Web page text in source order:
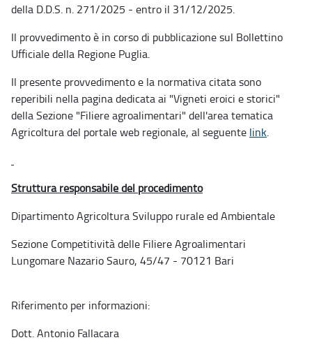
della D.D.S. n. 271/2025 - entro il 31/12/2025.
Il provvedimento è in corso di pubblicazione sul Bollettino
Ufficiale della Regione Puglia.
Il presente provvedimento e la normativa citata sono
reperibili nella pagina dedicata ai "Vigneti eroici e storici"
della Sezione "Filiere agroalimentari" dell'area tematica
Agricoltura del portale web regionale, al seguente link.
Struttura responsabile del procedimento
Dipartimento Agricoltura Sviluppo rurale ed Ambientale
Sezione Competitività delle Filiere Agroalimentari
Lungomare Nazario Sauro, 45/47 - 70121 Bari
Riferimento per informazioni:
Dott. Antonio Fallacara